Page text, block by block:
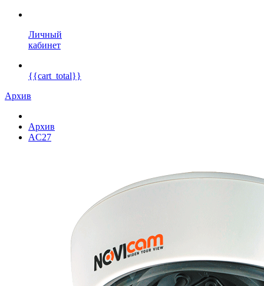
Личный
кабинет
{{cart_total}}
Архив
Архив
AC27